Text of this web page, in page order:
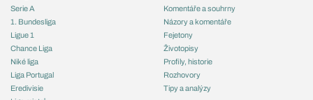
Serie A
1. Bundesliga
Ligue 1
Chance Liga
Niké liga
Liga Portugal
Eredivisie
Komentáře a souhrny
Názory a komentáře
Fejetony
Životopisy
Profily, historie
Rozhovory
Tipy a analýzy